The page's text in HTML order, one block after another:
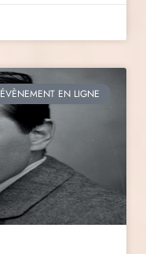
ÉVÈNEMENT EN LIGNE